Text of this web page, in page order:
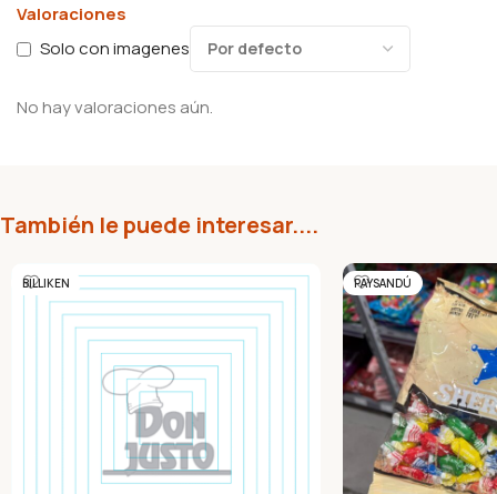
Valoraciones
Solo con imagenes
No hay valoraciones aún.
También le puede interesar....
BILLIKEN PAYSANDÚ